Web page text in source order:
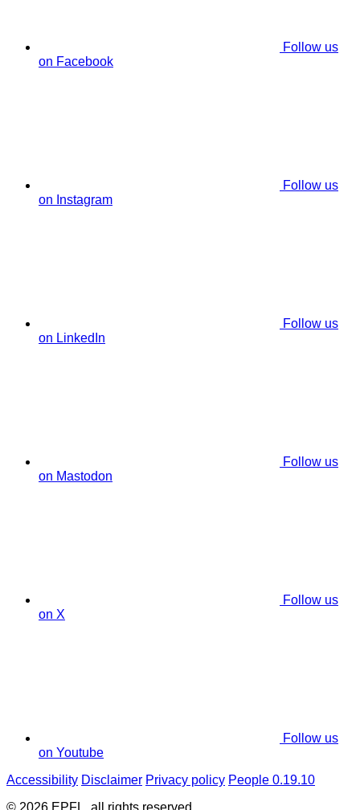
Follow us
on Facebook
Follow us
on Instagram
Follow us
on LinkedIn
Follow us
on Mastodon
Follow us
on X
Follow us
on Youtube
Accessibility Disclaimer Privacy policy People 0.19.10